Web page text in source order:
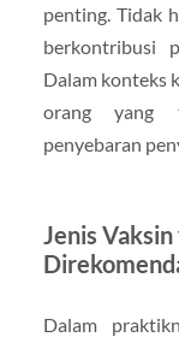
penting. Tidak
berkontribusi
Dalam konteks
orang yang
penyebaran
Jenis
Dalam